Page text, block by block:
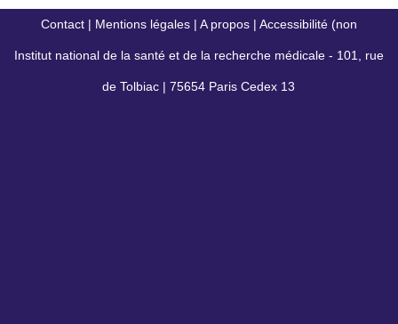
Contact | Mentions légales | A propos | Accessibilité (non
conforme)
Institut national de la santé et de la recherche médicale - 101, rue
de Tolbiac | 75654 Paris Cedex 13